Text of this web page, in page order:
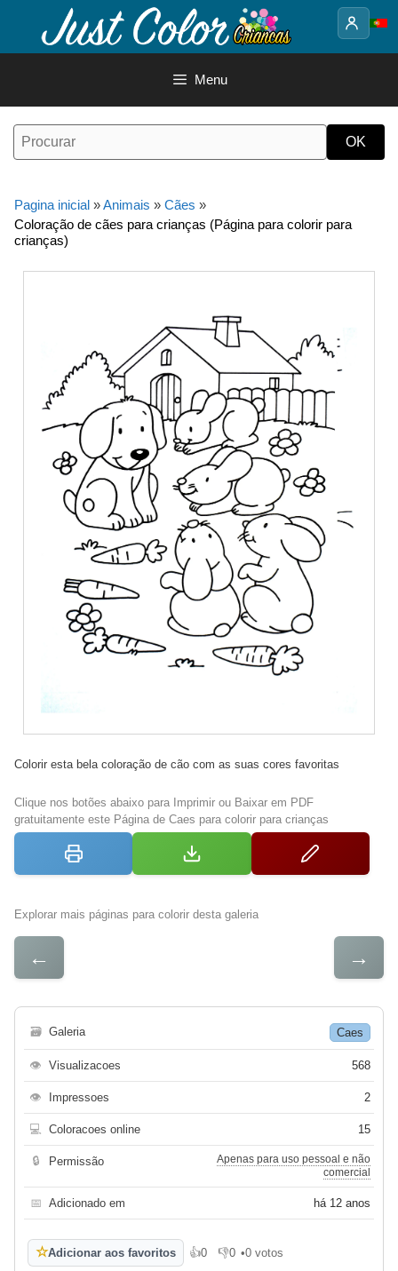
o
Menu
Pagina inicial »Animais » Cães »
Coloração de cães para crianças (Página para colorir para
crianças)
Colorir esta bela coloração de cão com as suas cores favoritas
Clique nos botões abaixo para Imprimir ou Baixar em PDF
gratuitamente este Página de Caes para colorir para crianças
Explorar mais páginas para colorir desta galeria
← →
🗃 Galeria Caes
👁 Visualizacoes 568
👁 Impressoes 2
💻 Coloracoes online 15
🔒 Permissão
Apenas para uso pessoal e não
comercial
📅 Adicionado em há 12 anos
☆Adicionar aos favoritos 👍0
Gosto 👎0
Não gosto
•0 votos